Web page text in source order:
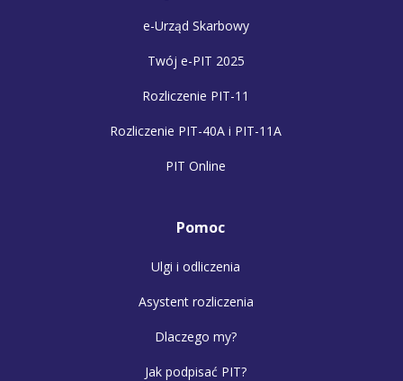
e-Urząd Skarbowy
Twój e-PIT 2025
Rozliczenie PIT-11
Rozliczenie PIT-40A i PIT-11A
PIT Online
Pomoc
Ulgi i odliczenia
Asystent rozliczenia
Dlaczego my?
Jak podpisać PIT?